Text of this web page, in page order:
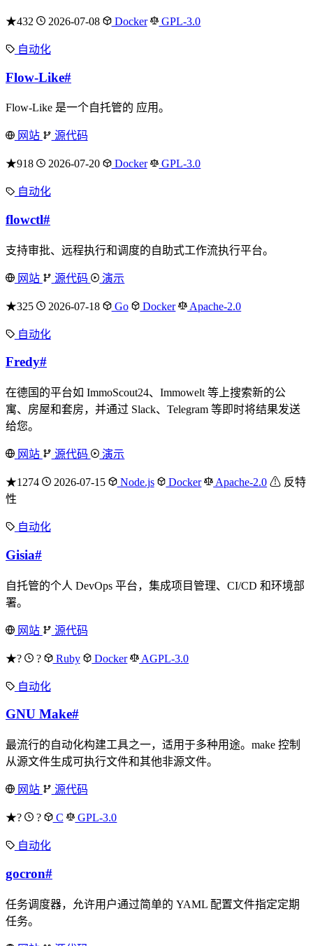
★432 2026-07-08 Docker GPL-3.0
自动化
Flow-Like#
Flow-Like 是一个自托管的 应用。
网站 源代码
★918 2026-07-20 Docker GPL-3.0
自动化
flowctl#
支持审批、远程执行和调度的自助式工作流执行平台。
网站 源代码 演示
★325 2026-07-18 Go Docker Apache-2.0
自动化
Fredy#
在德国的平台如 ImmoScout24、Immowelt 等上搜索新的公
寓、房屋和套房，并通过 Slack、Telegram 等即时将结果发送
给您。
网站 源代码 演示
★1274 2026-07-15 Node.js Docker Apache-2.0 ⚠ 反特
性
自动化
Gisia#
自托管的个人 DevOps 平台，集成项目管理、CI/CD 和环境部
署。
网站 源代码
★? ? Ruby Docker AGPL-3.0
自动化
GNU Make#
最流行的自动化构建工具之一，适用于多种用途。make 控制
从源文件生成可执行文件和其他非源文件。
网站 源代码
★? ? C GPL-3.0
自动化
gocron#
任务调度器，允许用户通过简单的 YAML 配置文件指定定期
任务。